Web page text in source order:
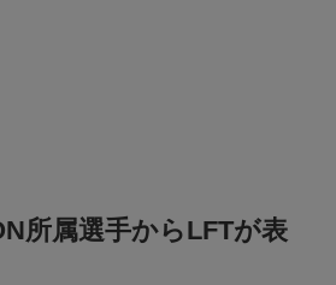
所属選手からLFTが表